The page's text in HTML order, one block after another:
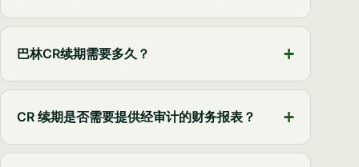
巴林CR续期需要多久？
CR 续期是否需要提供经审计的财务报表？